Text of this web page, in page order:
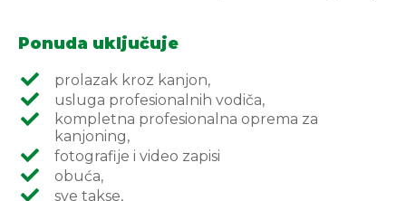
Ponuda uključuje
prolazak kroz kanjon,
usluga profesionalnih vodiča,
kompletna profesionalna oprema za
kanjoning,
fotografije i video zapisi
obuća,
sve takse,